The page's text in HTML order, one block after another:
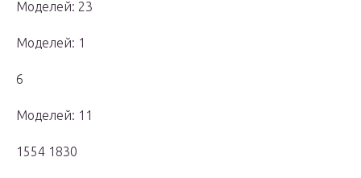
Моделей: 23
Моделей: 1
6
Моделей: 11
1554 1830